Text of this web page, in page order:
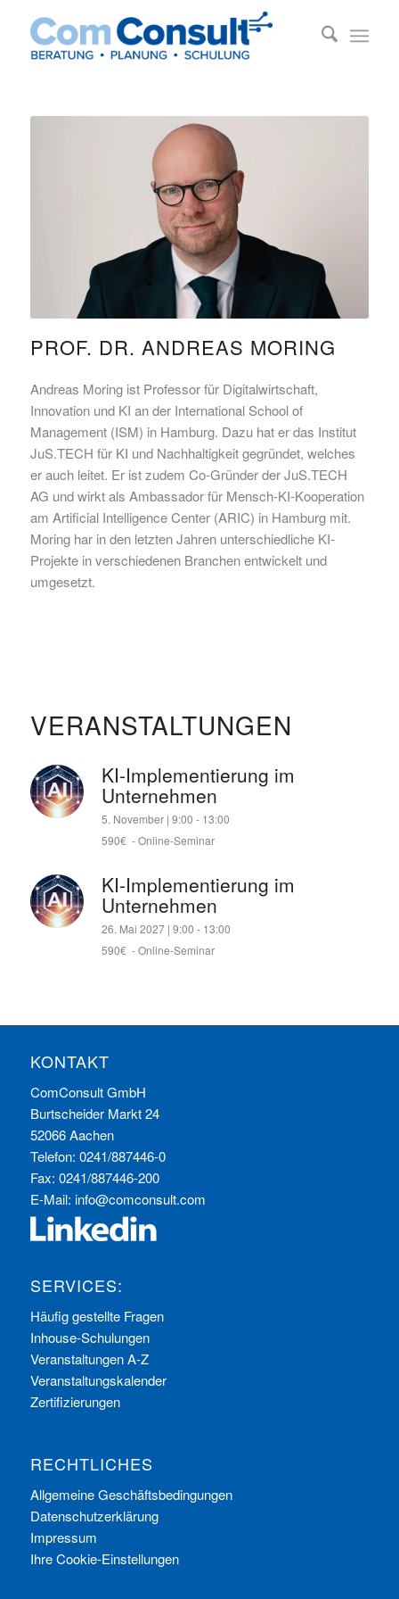
PROF. DR. ANDREAS MORING
Andreas Moring ist Professor für Digitalwirtschaft,
Innovation und KI an der International School of
Management (ISM) in Hamburg. Dazu hat er das Institut
JuS.TECH für KI und Nachhaltigkeit gegründet, welches
er auch leitet. Er ist zudem Co-Gründer der JuS.TECH
AG und wirkt als Ambassador für Mensch-KI-Kooperation
am Artificial Intelligence Center (ARIC) in Hamburg mit.
Moring har in den letzten Jahren unterschiedliche KI-
Projekte in verschiedenen Branchen entwickelt und
umgesetzt.
VERANSTALTUNGEN
KI-Implementierung im
Unternehmen
5. November | 9:00 - 13:00
590€ -Online-Seminar
KI-Implementierung im
Unternehmen
26. Mai 2027 | 9:00 - 13:00
590€ -Online-Seminar
KONTAKT
ComConsult GmbH
Burtscheider Markt 24
52066 Aachen
Telefon: 0241/887446-0
Fax: 0241/887446-200
E-Mail: info@comconsult.com
SERVICES:
Häufig gestellte Fragen
Inhouse-Schulungen
Veranstaltungen A-Z
Veranstaltungskalender
Zertifizierungen
RECHTLICHES
Allgemeine Geschäftsbedingungen
Datenschutzerklärung
Impressum
Ihre Cookie-Einstellungen